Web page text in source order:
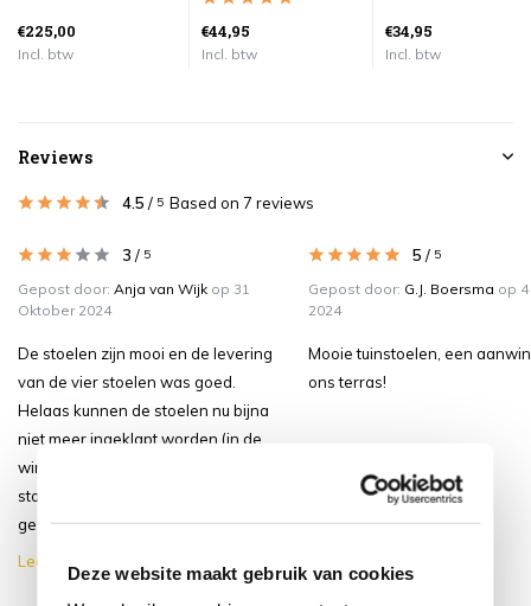
Deze website maakt gebruik van cookies
€225,00
Incl. btw
€44,95
Incl. btw
€34,95
Incl. btw
Reviews
4.5 / 5 Based on 7 reviews
3 / 5
Gepost door: Anja van Wijk op 31
Oktober 2024
De stoelen zijn mooi en de levering
van de vier stoelen was goed.
Helaas kunnen de stoelen nu bijna
niet meer ingeklapt worden (in de
winter gaan ze in de schuur). De
stoelen zijn veel te strak in elkaar
gezet. Het losser draa...
Lees meer
5 / 5
Gepost door: G.J. Boersma op
2024
Mooie tuinstoelen, een
ons terras!